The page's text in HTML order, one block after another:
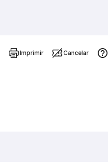
Imprimir Cancelar